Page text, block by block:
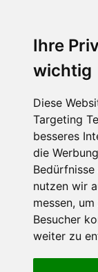
Ihre
wichtig
Diese
Targeting
besseres
die
nutzen wir
messen,
Besucher
weiter zu